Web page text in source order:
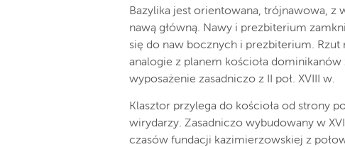
Bazylika jest orientowana, trójnawowa, z
nawą główną. Nawy i prezbiterium
się do naw bocznych i prezbiterium.
analogie z planem kościoła
wyposażenie zasadniczo z II poł. XVIII w.
Klasztor przylega do kościoła od strony
wirydarzy. Zasadniczo wybudowany w
czasów fundacji kazimierzowskiej z